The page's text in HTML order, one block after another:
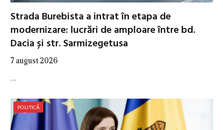
Strada Burebista a intrat în etapa de
modernizare: lucrări de amploare între bd.
Dacia și str. Sarmizegetusa
7 august 2026
…
POLITICĂ